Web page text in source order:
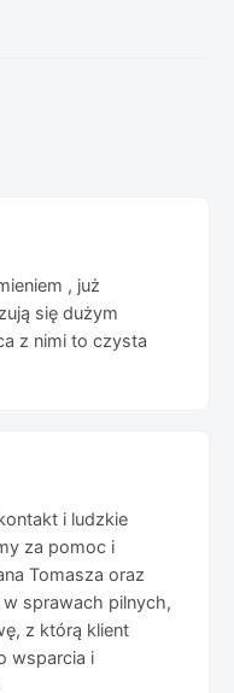
, już
się dużym
z nimi to czysta
i ludzkie
za pomoc i
Tomasza oraz
sprawach pilnych,
z którą klient
wsparcia i